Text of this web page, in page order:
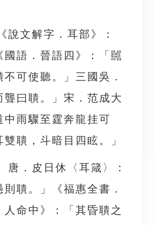
說文解字．耳部》：
國語．晉語四》：「嚚
可使聽。」三國吳．
曰聵。」宋．范成大
中雨驟至霆奔龍挂可
聵，斗暗目四眩。」
唐．皮日休〈耳箴〉：
則聵。」《福惠全書．
命中》：「其昏聵之